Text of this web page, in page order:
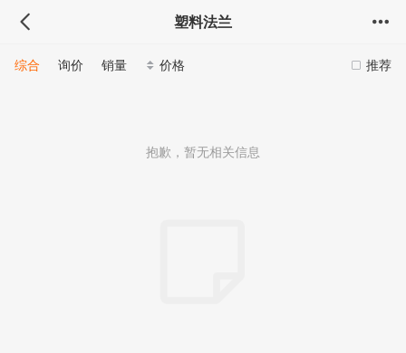
塑料法兰
推荐
综合 询价 销量 价格
抱歉，暂无相关信息